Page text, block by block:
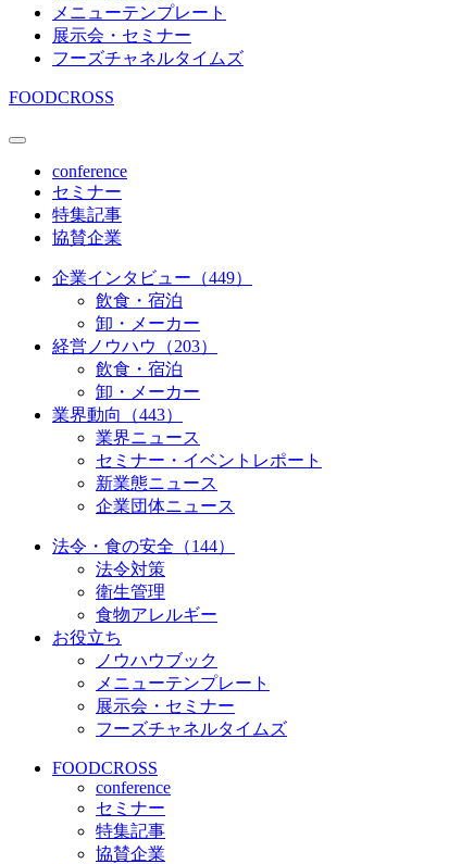
メニューテンプレート
展示会・セミナー
フーズチャネルタイムズ
FOODCROSS
conference
セミナー
特集記事
協賛企業
企業インタビュー（449）
飲食・宿泊
卸・メーカー
経営ノウハウ（203）
飲食・宿泊
卸・メーカー
業界動向（443）
業界ニュース
セミナー・イベントレポート
新業態ニュース
企業団体ニュース
法令・食の安全（144）
法令対策
衛生管理
食物アレルギー
お役立ち
ノウハウブック
メニューテンプレート
展示会・セミナー
フーズチャネルタイムズ
FOODCROSS
conference
セミナー
特集記事
協賛企業